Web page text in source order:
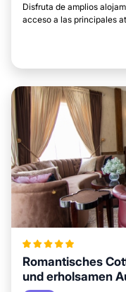
Disfruta de amplios
acceso a las principales
Romantisches
und erholsamen